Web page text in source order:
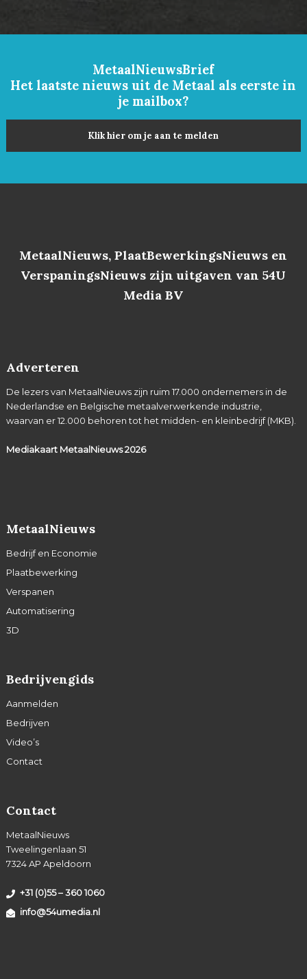
MetaalNieuwsBrief
Het laatste nieuws uit de Metaal als eerste in
je mailbox?
Klik hier om je aan te melden
MetaalNieuws, PlaatBewerkingsNieuws en
VerspaningsNieuws zijn uitgaven van 54U
Media BV
Adverteren
De lezers van MetaalNieuws zijn ruim 17.000 ondernemers in de
Nederlandse en Belgische metaalverwerkende industrie,
waarvan er 12.000 behoren tot het midden- en kleinbedrijf (MKB).
Mediakaart MetaalNieuws2026
MetaalNieuws
Bedrijf en Economie
Plaatbewerking
Verspanen
Automatisering
3D
Bedrijvengids
Aanmelden
Bedrijven
Video’s
Contact
Contact
MetaalNieuws
Tweelingenlaan 51
7324 AP Apeldoorn
+31 (0)55 – 360 1060
info@54umedia.nl